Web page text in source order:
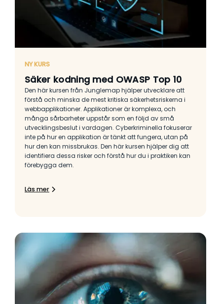
NY KURS
Säker kodning med OWASP Top 10
Den här kursen från Junglemap hjälper utvecklare att
förstå och minska de mest kritiska säkerhetsriskerna i
webbapplikationer. Applikationer är komplexa, och
många sårbarheter uppstår som en följd av små
utvecklingsbeslut i vardagen. Cyberkriminella fokuserar
inte på hur en applikation är tänkt att fungera, utan på
hur den kan missbrukas. Den här kursen hjälper dig att
identifiera dessa risker och förstå hur du i praktiken kan
förebygga dem.
Läs mer